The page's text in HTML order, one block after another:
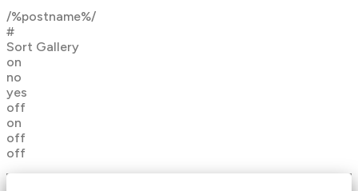
/%postname%/
#
Sort Gallery
on
no
yes
off
on
off
off